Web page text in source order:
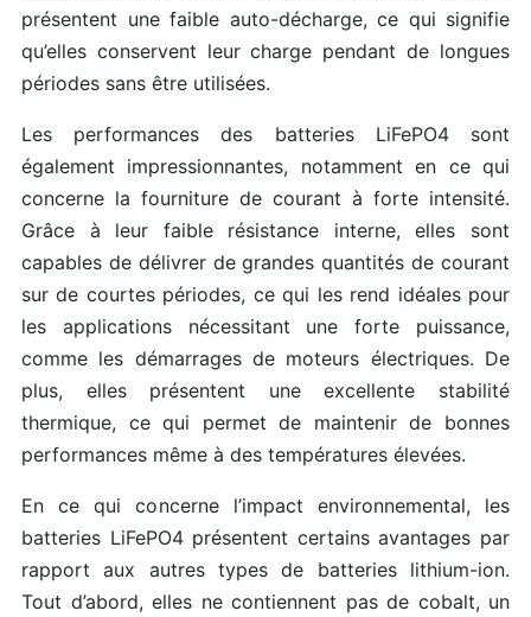
présentent une faible auto-décharge, ce qui signifie
qu’elles conservent leur charge pendant de longues
périodes sans être utilisées.
Les performances des batteries LiFePO4 sont
également impressionnantes, notamment en ce qui
concerne la fourniture de courant à forte intensité.
Grâce à leur faible résistance interne, elles sont
capables de délivrer de grandes quantités de courant
sur de courtes périodes, ce qui les rend idéales pour
les applications nécessitant une forte puissance,
comme les démarrages de moteurs électriques. De
plus, elles présentent une excellente stabilité
thermique, ce qui permet de maintenir de bonnes
performances même à des températures élevées.
En ce qui concerne l’impact environnemental, les
batteries LiFePO4 présentent certains avantages par
rapport aux autres types de batteries lithium-ion.
Tout d’abord, elles ne contiennent pas de cobalt, un